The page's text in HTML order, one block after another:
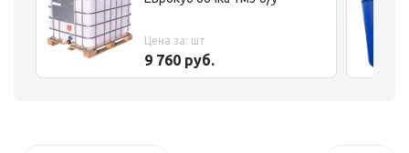
Цена за: шт
9 760 руб.